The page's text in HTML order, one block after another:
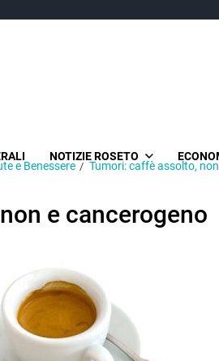
NOTIZIE ROSETO
e Benessere Tumori: caffè assolto,
e cancerogeno